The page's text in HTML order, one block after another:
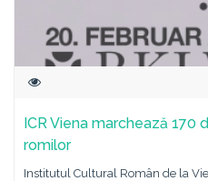
ICR Viena marchează 170
romilor
Institutul Cultural Român de la